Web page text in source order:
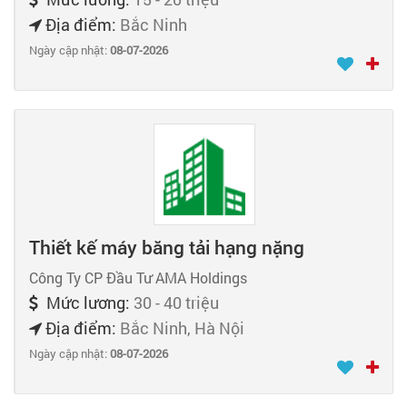
Địa điểm: Bắc Ninh
Ngày cập nhật:08-07-2026
Thiết kế máy băng tải hạng nặng
Công Ty CP Đầu Tư AMA Holdings
Mức lương: 30 - 40 triệu
Địa điểm: Bắc Ninh, Hà Nội
Ngày cập nhật:08-07-2026